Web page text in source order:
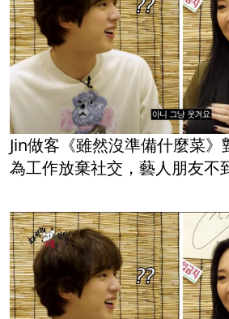
Jin做客《雖然沒準備什麼菜
為工作放棄社交，藝人朋友不